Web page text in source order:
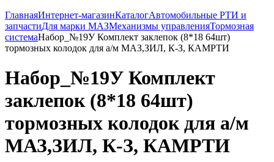
ГлавнаяИнтернет-магазинКаталогАвтомобильные РТИ и
запчастиДля марки МАЗМеханизмы управленияТормозная
системаНабор_№19У Комплект заклепок (8*18 64шт)
тормозных колодок для а/м МАЗ,ЗИЛ, К-З, КАМРТИ
Набор_№19У Комплект
заклепок (8*18 64шт)
тормозных колодок для а/м
МАЗ,ЗИЛ, К-З, КАМРТИ